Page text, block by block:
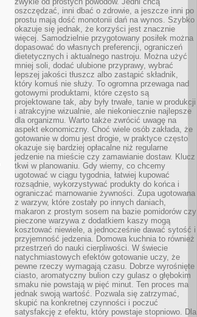
oszczędzać, inni dbać o zdrowie, a jeszcze inni po
prostu mają dość monotonii dań na wynos. Szybko
okazuje się jednak, że korzyści jest znacznie
więcej. Samodzielnie przygotowany posiłek można
dopasować do własnych preferencji, ograniczeń
dietetycznych i aktualnego nastroju. Można użyć
mniej soli, dodać ulubione przyprawy, wybrać
lepszej jakości tłuszcz albo zastąpić składnik,
który komuś nie służy. To ogromna przewaga nad
gotowymi produktami, które często są
projektowane tak, aby były trwałe, tanie w produkcji
i atrakcyjne wizualnie, ale niekoniecznie najlepsze
dla organizmu. Warto także zwrócić uwagę na
aspekt ekonomiczny. Choć wiele osób zakłada, że
gotowanie w domu jest drogie, w praktyce często
okazuje się bardziej opłacalne niż regularne
jedzenie na mieście czy zamawianie dostaw. Klucz
tkwi w planowaniu. Gdy wiemy, co chcemy
ugotować w ciągu tygodnia, łatwiej kupować
rozsądnie, wykorzystywać produkty do końca i
ograniczać marnowanie żywności. Zupa ugotowana
z warzyw, które zostały po innych daniach,
makaron z prostym sosem na bazie pomidorów czy
pieczone warzywa z dodatkiem kaszy mogą
kosztować niewiele, a jednocześnie dawać sytość i
przyjemność jedzenia. Domowa kuchnia to również
przestrzeń do nauki cierpliwości. W świecie
natychmiastowych efektów gotowanie uczy, że
pewne rzeczy wymagają czasu. Dobrze wyrośnięte
ciasto, aromatyczny bulion czy gulasz o głębokim
smaku nie powstają w pięć minut. Ten proces ma
jednak swoją wartość. Pozwala się zatrzymać,
skupić na konkretnej czynności i poczuć
satysfakcję z efektu, który powstaje stopniowo. Dla